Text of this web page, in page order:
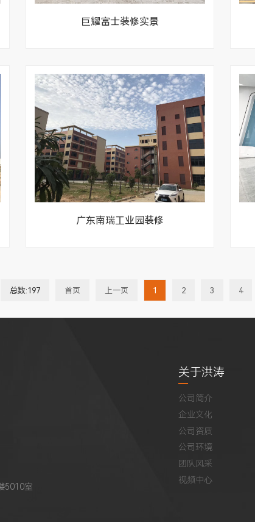
巨耀富士装修实景
广东南瑞工业园装修
总数:197 首页 上一页 1 2 3 4
5010室
关于洪涛
公司简介
企业文化
公司资质
公司环境
团队风采
视频中心